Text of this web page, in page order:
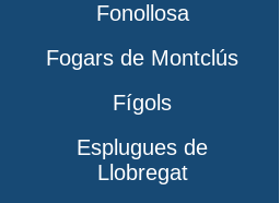
Fonollosa
Fogars de Montclús
Fígols
Esplugues de
Llobregat